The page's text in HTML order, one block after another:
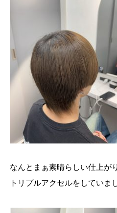
なんとまぁ素晴らしい仕上が
トリプルアクセルをしていま